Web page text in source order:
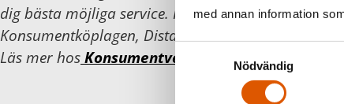
med annan information
Nödvändig
dig bästa möjliga service. För din och vår trygghet
Konsumentköplagen, Distans- och
Läs mer hosKonsumentverket